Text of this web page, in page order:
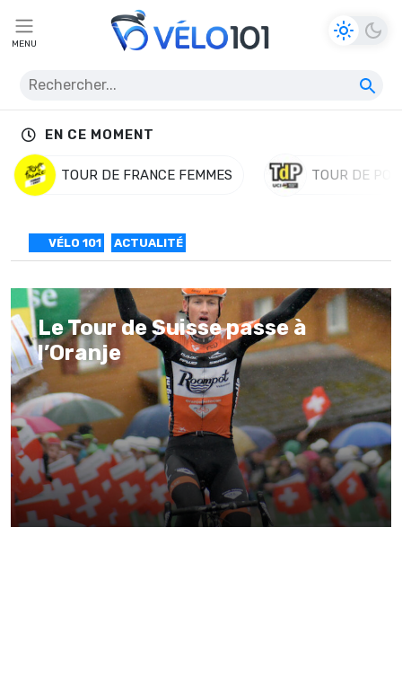
MENU
EN CE MOMENT
TOUR DE FRANCE FEMMES TOUR DE
VÉLO 101 ACTUALITÉ
Le Tour de Suisse passe à
l’Oranje